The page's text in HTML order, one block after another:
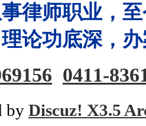
律师职业，
论功底深，
0411-
by Discuz! X3.5